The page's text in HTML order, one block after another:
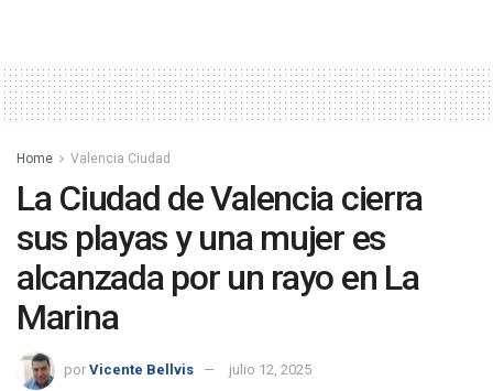
Home Valencia Ciudad
La Ciudad de Valencia cierra
sus playas y una mujer es
alcanzada por un rayo en La
Marina
por Vicente Bellvis julio 12, 2025